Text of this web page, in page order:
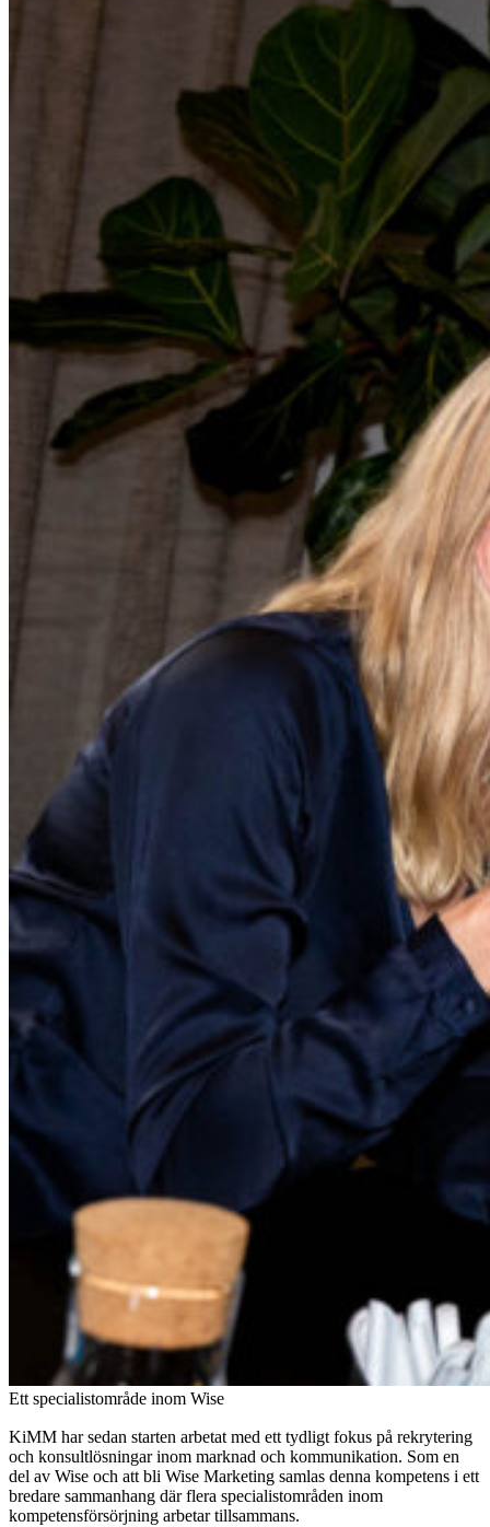
Ett specialistområde inom Wise
KiMM har sedan starten arbetat med ett tydligt fokus på rekrytering
och konsultlösningar inom marknad och kommunikation. Som en
del av Wise och att bli Wise Marketing samlas denna kompetens i ett
bredare sammanhang där flera specialistområden inom
kompetensförsörjning arbetar tillsammans.